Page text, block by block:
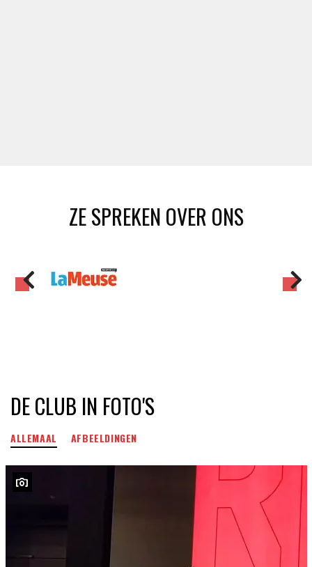
ZE SPREKEN OVER ONS
DE CLUB IN FOTO'S
ALLEMAAL AFBEELDINGEN